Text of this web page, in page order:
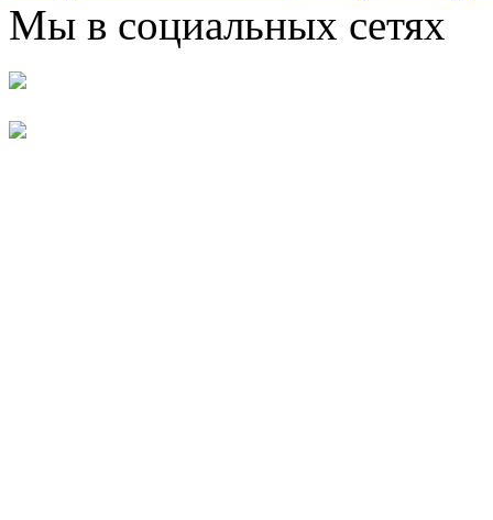
Мы в социальных сетях